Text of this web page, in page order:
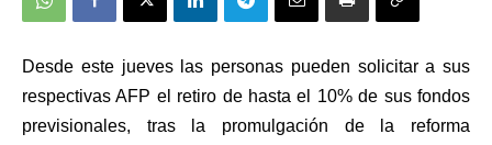
Desde este jueves las personas pueden solicitar a sus
respectivas AFP el retiro de hasta el 10% de sus fondos
previsionales, tras la promulgación de la reforma